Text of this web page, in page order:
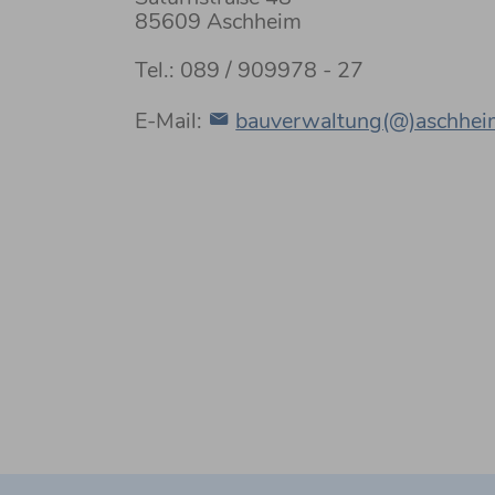
85609 Aschheim
Tel.: 089 / 909978 - 27
E-Mail: